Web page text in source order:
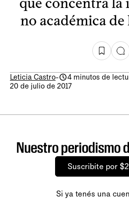
no académica
Leticia Castro-
4 minutos de
20 de julio de 2017
Nuestro periodismo
Suscribite por
Si ya tenés una